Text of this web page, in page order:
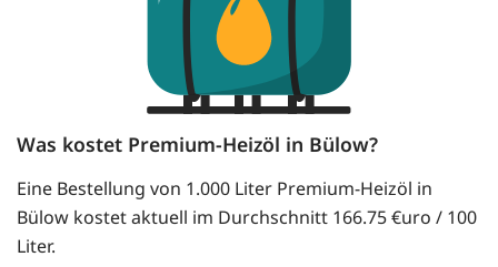
Was kostet Premium-Heizöl in Bülow?
Eine Bestellung von 1.000 Liter Premium-Heizöl in
Bülow kostet aktuell im Durchschnitt 166.75 €uro / 100
Liter.